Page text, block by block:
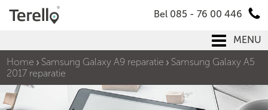
Bel 085 - 76 00 446
MENU
Home
Samsung Galaxy A9 reparatie
Samsung Galaxy A5
2017 reparatie